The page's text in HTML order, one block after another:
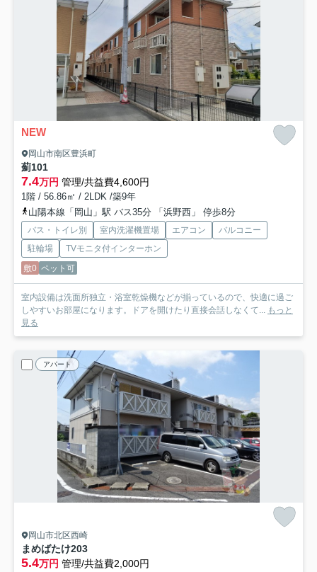
NEW
岡山市南区豊浜町
薊101
7.4万円 管理/共益費4,600円
1階 / 56.86㎡ / 2LDK /築9年
山陽本線「岡山」駅 バス35分 「浜野西」 停歩8分
バス・トイレ別 室内洗濯機置場 エアコン
バルコニー
駐輪場
TVモニタ付インターホン
敷0 ペット可
室内設備は洗面所独立・浴室乾燥機などが揃っているので、快適に過ご
しやすいお部屋になります。ドアを開けたり直接会話しなくて... もっと
見る
アパート
岡山市北区西崎
まめばたけ203
5.4万円 管理/共益費2,000円